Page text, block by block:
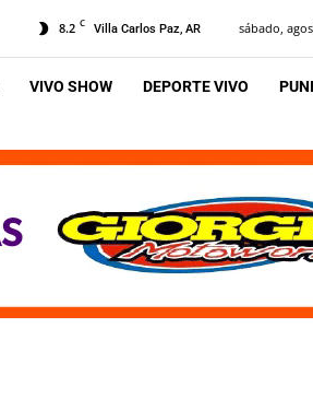
8.2 C Villa Carlos Paz, AR sábado,
VIVO SHOW DEPORTE VIVO